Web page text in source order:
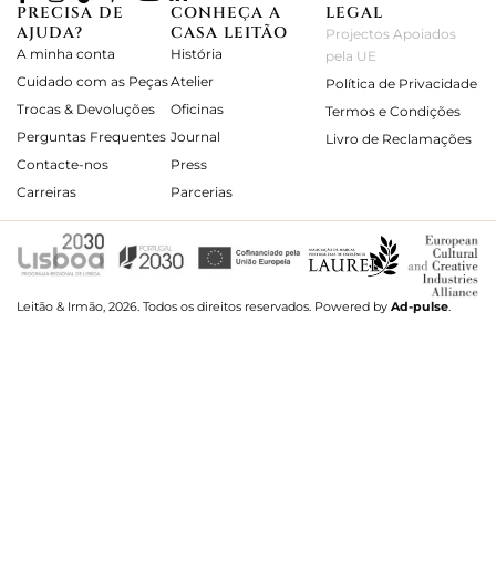
PRECISA DE
AJUDA?
A minha conta
Cuidado com as Peças
Trocas & Devoluções
Perguntas Frequentes
Contacte-nos
Carreiras
CONHEÇA A
CASA LEITÃO
História
Atelier
Oficinas
Journal
Press
Parcerias
LEGAL
Projectos Apoiados
pela UE
Política de Privacidade
Termos e Condições
Livro de Reclamações
Leitão & Irmão, 2026. Todos os direitos reservados. Powered by Ad-pulse